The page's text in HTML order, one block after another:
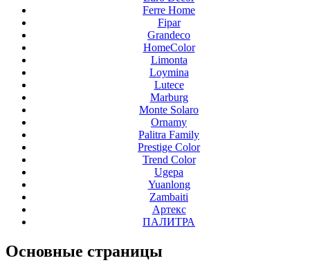
Ferre Home
Fipar
Grandeco
HomeColor
Limonta
Loymina
Lutece
Marburg
Monte Solaro
Ornamy
Palitra Family
Prestige Color
Trend Color
Ugepa
Yuanlong
Zambaiti
Артекс
ПАЛИТРА
Основные страницы